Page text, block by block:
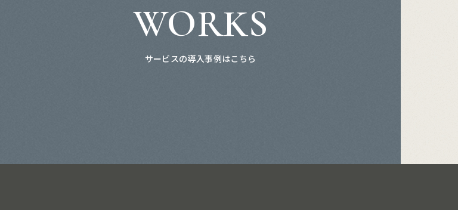
WORKS
サービスの導入事例はこちら